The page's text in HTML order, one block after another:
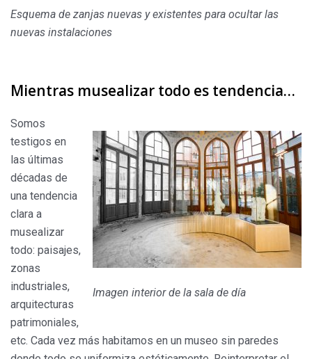
Esquema de zanjas nuevas y existentes para ocultar las
nuevas instalaciones
Mientras musealizar todo es tendencia…
Imagen interior de la sala de día
Somos
testigos en
las últimas
décadas de
una tendencia
clara a
musealizar
todo: paisajes,
zonas
industriales,
arquitecturas
patrimoniales,
etc. Cada vez más habitamos en un museo sin paredes